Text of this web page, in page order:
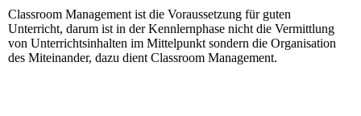
Classroom Management ist die Voraussetzung für guten
Unterricht, darum ist in der Kennlernphase nicht die Vermittlung
von Unterrichtsinhalten im Mittelpunkt sondern die Organisation
des Miteinander, dazu dient Classroom Management.